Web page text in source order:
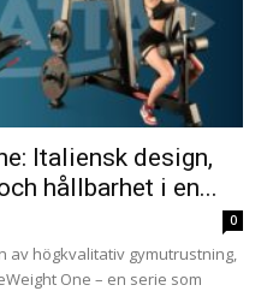
Italiensk design,
hållbarhet i en...
0
av högkvalitativ gymutrustning,
One – en serie som